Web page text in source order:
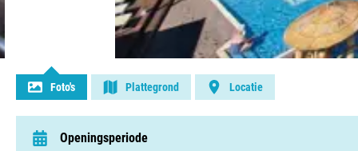
Foto's Plattegrond Locatie
Openingsperiode